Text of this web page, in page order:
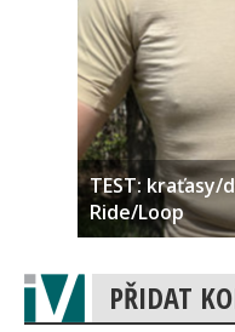
TEST: kraťasy/
Ride/Loop
PŘIDAT